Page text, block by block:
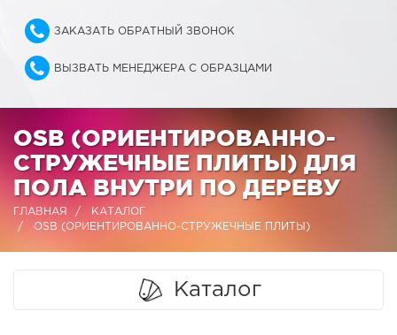
ЗАКАЗАТЬ ОБРАТНЫЙ ЗВОНОК
ВЫЗВАТЬ МЕНЕДЖЕРА С ОБРАЗЦАМИ
OSB (ОРИЕНТИРОВАННО-
СТРУЖЕЧНЫЕ ПЛИТЫ) ДЛЯ
ПОЛА ВНУТРИ ПО ДЕРЕВУ
ГЛАВНАЯ
КАТАЛОГ
OSB (ОРИЕНТИРОВАННО-СТРУЖЕЧНЫЕ ПЛИТЫ)
Каталог